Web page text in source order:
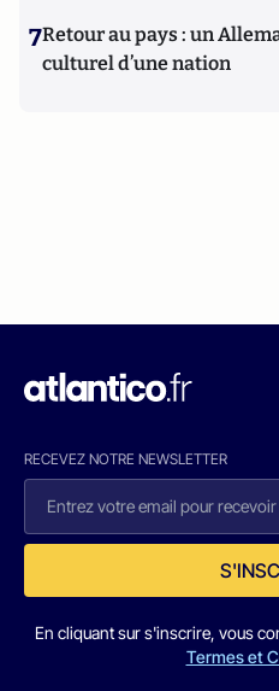
7Retour au pays : un
culturel d’une nation
RECEVEZ NOTRE NEWSLETTER
En cliquant sur s'inscrire, vous
Termes et